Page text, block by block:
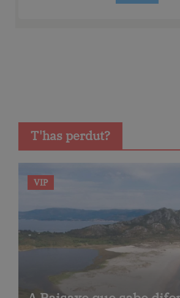
T'has perdut?
VIP